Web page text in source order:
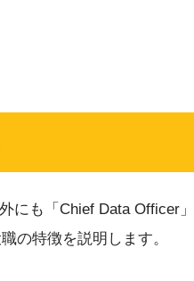
にも「Chief Data Officer
の特徴を説明します。